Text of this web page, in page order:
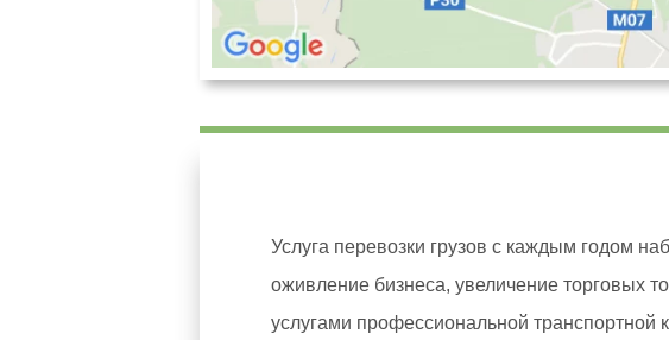
Услуга перевозки грузов с каждым годом
оживление бизнеса, увеличение торговых
услугами профессиональной транспортной